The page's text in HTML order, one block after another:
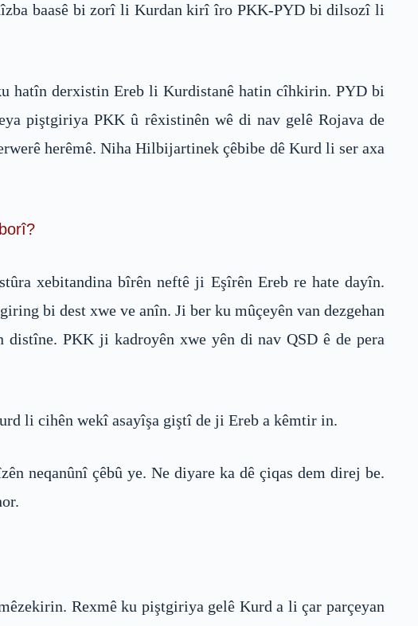
baasê bi zorî li Kurdan kirî îro PKK-PYD bi dilsozî li
hatîn derxistin Ereb li Kurdistanê hatin cîhkirin. PYD bi
piştgiriya PKK û rêxistinên wê di nav gelê Rojava de
herêmê. Niha Hilbijartinek çêbibe dê Kurd li ser axa
xebitandina bîrên neftê ji Eşîrên Ereb re hate dayîn.
bi dest xwe ve anîn. Ji ber ku mûçeyên van dezgehan
PKK ji kadroyên xwe yên di nav QSD ê de pera
li cihên wekî asayîşa giştî de ji Ereb a kêmtir in.
neqanûnî çêbû ye. Ne diyare ka dê çiqas dem direj be.
Rexmê ku piştgiriya gelê Kurd a li çar parçeyan